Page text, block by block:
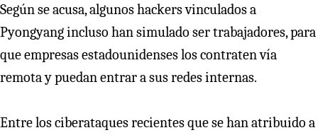
Según se acusa, algunos hackers vinculados a
Pyongyang incluso han simulado ser trabajadores, para
que empresas estadounidenses los contraten vía
remota y puedan entrar a sus redes internas.
Entre los ciberataques recientes que se han atribuido a